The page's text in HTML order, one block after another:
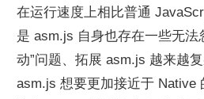
在运行速度上相比普通
是 asm.js 自身也存在一些无法
动”问题、拓展 asm.js 越来越
asm.js 想要更加接近于 Native